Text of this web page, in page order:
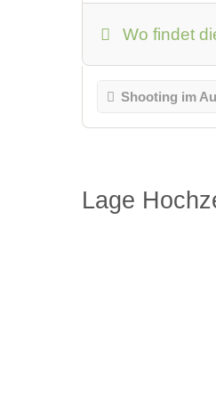
Wo findet
Shooting im
Lage